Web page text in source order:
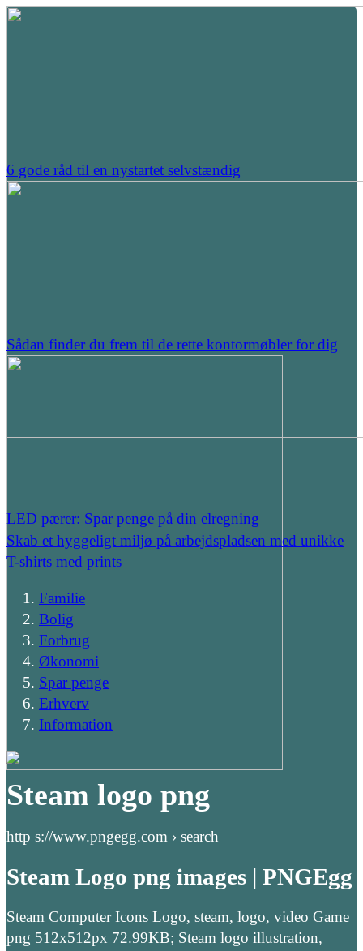
6 gode råd til en nystartet selvstændig
Sådan finder du frem til de rette kontormøbler for dig
LED pærer: Spar penge på din elregning
Skab et hyggeligt miljø på arbejdspladsen med unikke
T-shirts med prints
Familie
Bolig
Forbrug
Økonomi
Spar penge
Erhverv
Information
Steam logo png
http s://www.pngegg.com › search
Steam Logo png images | PNGEgg
Steam Computer Icons Logo, steam, logo, video Game
png 512x512px 72.99KB; Steam logo illustration,